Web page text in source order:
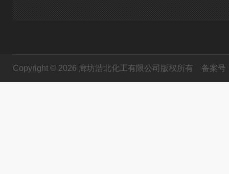
Copyright © 2026 廊坊浩北化工有限公司版权所有 备案号